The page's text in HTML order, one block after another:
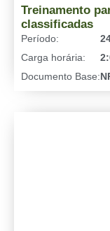
Treinamento
classificadas
Período:
Carga horária:
Documento Base: